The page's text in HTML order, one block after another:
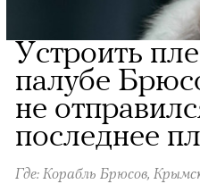
Устроить
палубе
не
последнее
Где: Корабль Брюсов,